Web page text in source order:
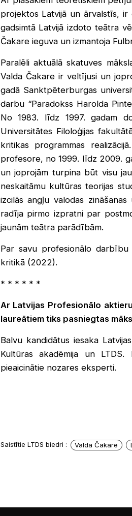
projektos Latvijā un ārvalstīs,
gadsimtā Latvijā izdoto teātra
Čakare ieguva un izmantoja
Paralēli aktuālā skatuves
Valda Čakare ir veltījusi un
gadā Sanktpēterburgas
darbu “Paradokss Harolda
No 1983. līdz 1997. gadam
Universitātes Filoloģijas
kritikas programmas
profesore, no 1999. līdz 2009.
un joprojām turpina būt visu
neskaitāmu kultūras teorijas
izcilās angļu valodas
radīja pirmo izpratni par
jaunām teātra parādībām.
Par savu profesionālo darbību
kritikā (2022).
* * * * * *
Ar Latvijas Profesionālo
laureātiem tiks pasniegtas
Balvu kandidātus iesaka
Kultūras akadēmija un
pieaicinātie nozares eksperti.
Saistītie LTDS biedri : Valda Čakare